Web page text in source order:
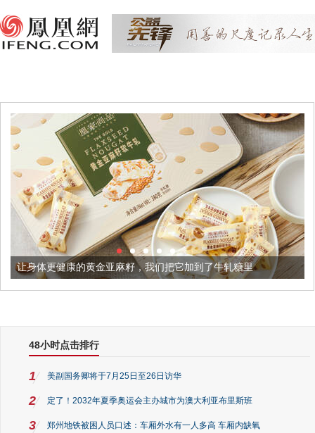
让身体更健康的黄金亚麻籽，我们把它加到了牛轧糖里
48小时点击排行
1 美副国务卿将于7月25日至26日访华
2 定了！2032年夏季奥运会主办城市为澳大利亚布里斯班
3 郑州地铁被困人员口述：车厢外水有一人多高 车厢内缺氧